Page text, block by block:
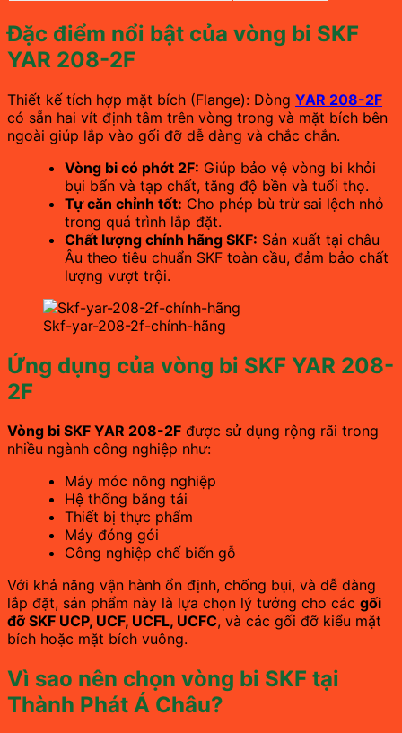
Đặc điểm nổi bật của vòng bi SKF
YAR 208-2F
Thiết kế tích hợp mặt bích (Flange): Dòng YAR 208-2F
có sẵn hai vít định tâm trên vòng trong và mặt bích bên
ngoài giúp lắp vào gối đỡ dễ dàng và chắc chắn.
Vòng bi có phớt 2F: Giúp bảo vệ vòng bi khỏi
bụi bẩn và tạp chất, tăng độ bền và tuổi thọ.
Tự căn chỉnh tốt: Cho phép bù trừ sai lệch nhỏ
trong quá trình lắp đặt.
Chất lượng chính hãng SKF: Sản xuất tại châu
Âu theo tiêu chuẩn SKF toàn cầu, đảm bảo chất
lượng vượt trội.
Skf-yar-208-2f-chính-hãng
Ứng dụng của vòng bi SKF YAR 208-
2F
Vòng bi SKF YAR 208-2F được sử dụng rộng rãi trong
nhiều ngành công nghiệp như:
Máy móc nông nghiệp
Hệ thống băng tải
Thiết bị thực phẩm
Máy đóng gói
Công nghiệp chế biến gỗ
Với khả năng vận hành ổn định, chống bụi, và dễ dàng
lắp đặt, sản phẩm này là lựa chọn lý tưởng cho các gối
đỡ SKF UCP, UCF, UCFL, UCFC, và các gối đỡ kiểu mặt
bích hoặc mặt bích vuông.
Vì sao nên chọn vòng bi SKF tại
Thành Phát Á Châu?